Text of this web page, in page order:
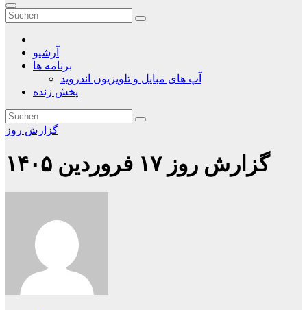
آرشیو
برنامه ها
آپ های مبایل و تلویزیون اندروید
پخش زنده
گزارش روز
گزارش روز ۱۷ فروردین ۱۴۰۵